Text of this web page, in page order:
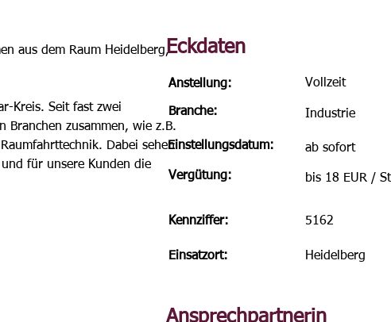
aus dem Raum Heidelberg,
Kreis. Seit fast zwei
Branchen zusammen, wie z.B.
Dabei sehen
für unsere Kunden die
Eckdaten
Anstellung: Vollzeit
Branche: Industrie
Einstellungsdatum: ab sofort
Vergütung: bis 18 EUR /
Kennziffer: 5162
Einsatzort: Heidelberg
Ansprechpartnerin